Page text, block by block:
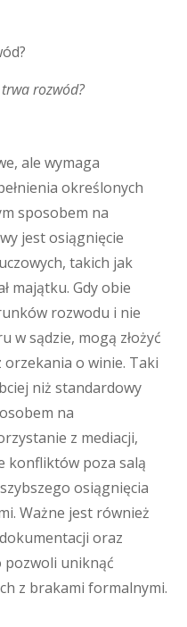
rozwód?
ale wymaga
określonych
sposobem na
jest osiągnięcie
takich jak
majątku. Gdy obie
rozwodu i nie
w sądzie, mogą złożyć
o winie. Taki
niż standardowy
na
z mediacji,
konfliktów poza salą
osiągnięcia
Ważne jest również
oraz
pozwoli uniknąć
z brakami formalnymi.